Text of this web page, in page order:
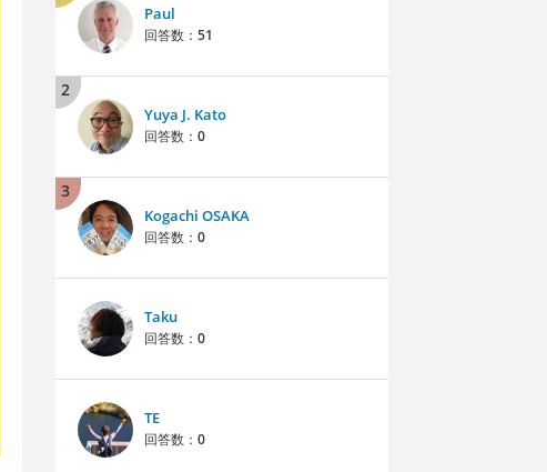
Paul
回答数： 51
2
Yuya J. Kato
回答数： 0
3
Kogachi OSAKA
回答数： 0
Taku
回答数： 0
TE
回答数： 0